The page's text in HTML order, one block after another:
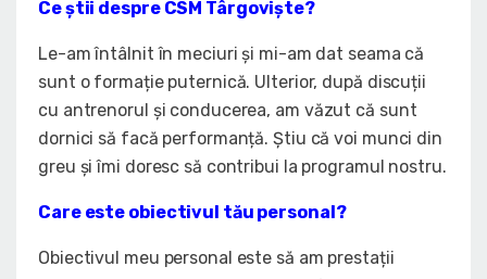
Ce știi despre CSM Târgoviște?
Le-am întâlnit în meciuri și mi-am dat seama că
sunt o formație puternică. Ulterior, după discuții
cu antrenorul și conducerea, am văzut că sunt
dornici să facă performanță. Știu că voi munci din
greu și îmi doresc să contribui la programul nostru.
Care este obiectivul tău personal?
Obiectivul meu personal este să am prestații